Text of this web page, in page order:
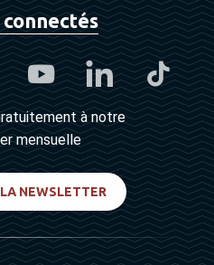
à notre
mensuelle
NEWSLETTER